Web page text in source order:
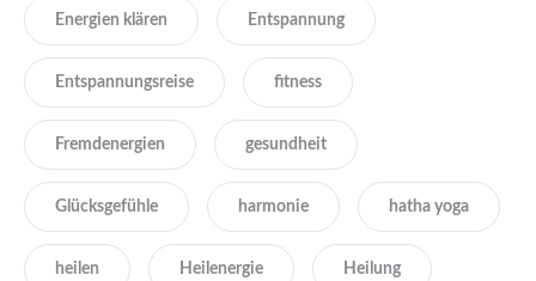
Energien klären Entspannung
Entspannungsreise fitness
Fremdenergien gesundheit
Glücksgefühle harmonie hatha yoga
heilen Heilenergie Heilung